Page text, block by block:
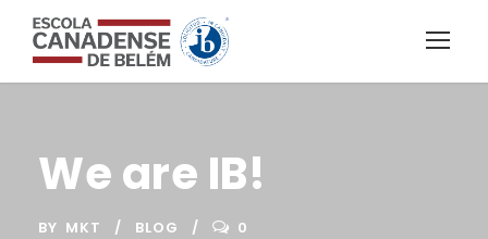
We are IB!
BY MKT BLOG 0